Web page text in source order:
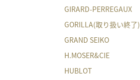
GIRARD-PERREGAUX
GORILLA(取り扱い終了)
GRAND SEIKO
H.MOSER&CIE
HUBLOT